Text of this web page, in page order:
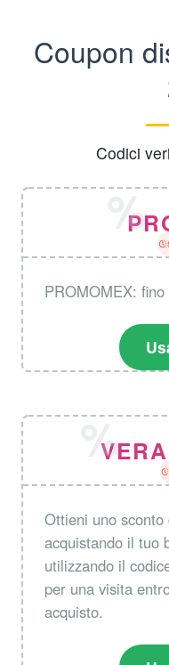
Coupon
Codici
PROMOMEX:
Ottieni uno
acquistando il tuo
utilizzando il
per una visita
acquisto.